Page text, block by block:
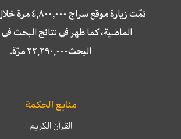
تمّت زيارة موقع
الماضية، كما ظهر في نتائج البحث
البحث٢٢,٢٩٠,٠٠٠ مرّة.
منابع الحكمة
القرآن الكريم